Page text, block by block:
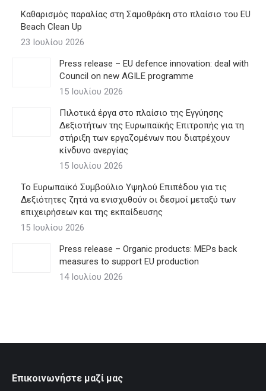
Καθαρισμός παραλίας στη Σαμοθράκη στο πλαίσιο του EU
Beach Clean Up
23 Ιουλίου 2026
Press release – EU defence innovation: deal with
Council on new AGILE programme
15 Ιουλίου 2026
Πιλοτικά έργα στο πλαίσιο της Εγγύησης
Δεξιοτήτων της Ευρωπαϊκής Επιτροπής για τη
στήριξη των εργαζομένων που διατρέχουν
κίνδυνο ανεργίας
15 Ιουλίου 2026
Το Ευρωπαϊκό Συμβούλιο Υψηλού Επιπέδου για τις
Δεξιότητες ζητά να ενισχυθούν οι δεσμοί μεταξύ των
επιχειρήσεων και της εκπαίδευσης
15 Ιουλίου 2026
Press release – Organic products: MEPs back
measures to support EU production
14 Ιουλίου 2026
Επικοινωνήστε μαζί μας